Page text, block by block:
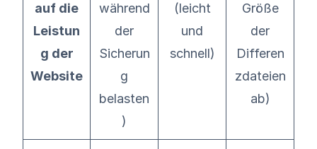
auf die
Leistun
g der
Website
während
der
Sicherun
g
belasten
)
(leicht
und
schnell)
Größe
der
Differen
zdateien
ab)